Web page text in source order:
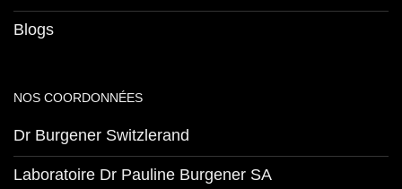
Blogs
NOS COORDONNÉES
Dr Burgener Switzlerand
Laboratoire Dr Pauline Burgener SA